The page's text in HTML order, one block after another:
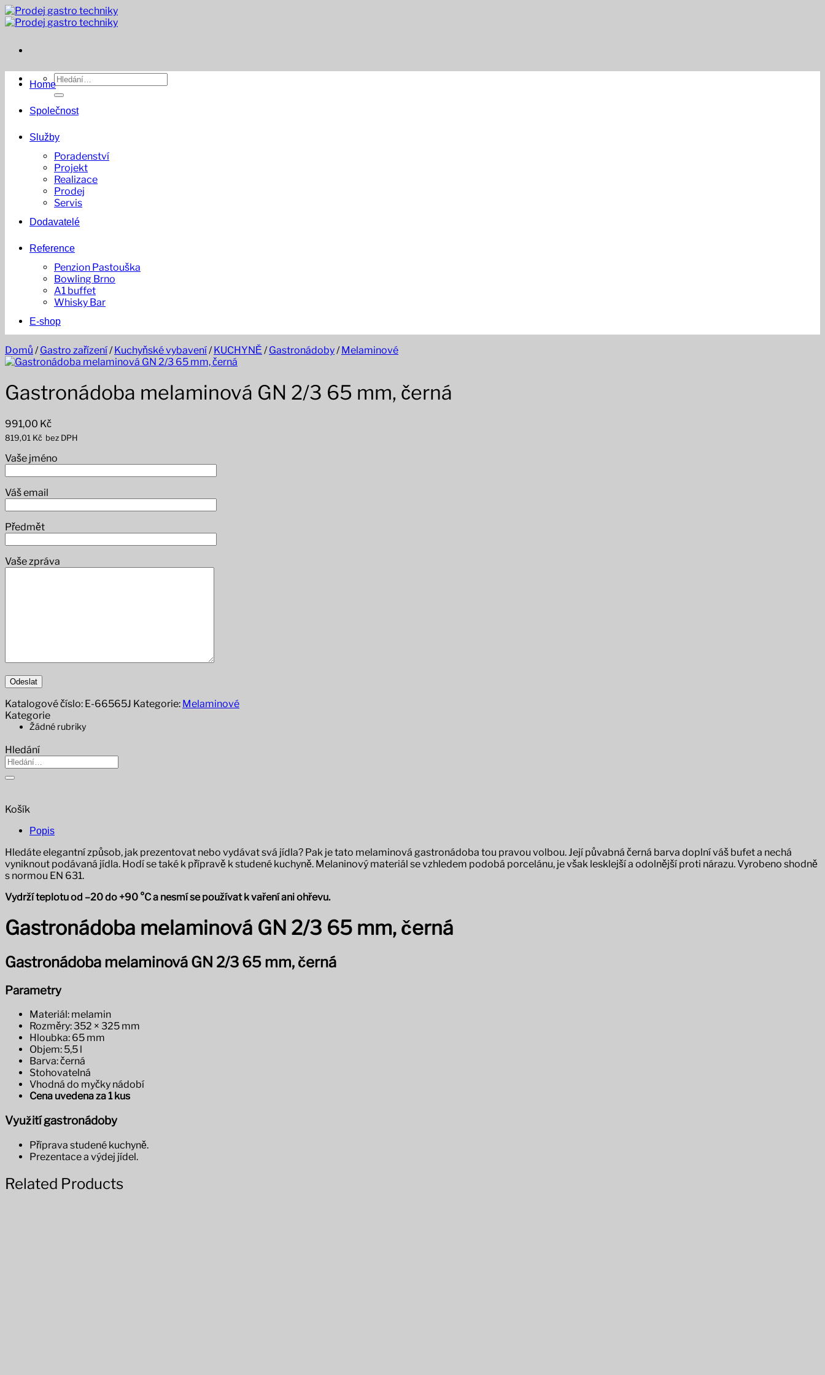
Přeskočit
na
Hledat:
Home
Společnost
Služby
Poradenství
Projekt
Realizace
Prodej
Servis
Dodavatelé
Reference
Penzion Pastouška
Bowling Brno
A1 buffet
Whisky Bar
E-shop
Domů / Gastro zařízení/ Kuchyňské vybavení/ KUCHYNĚ / Gastronádoby/ Melaminové
Gastronádoba melaminová GN 2/3 65 mm, černá
991,00 Kč
819,01 Kč bez DPH
Vaše jméno
Váš email
Předmět
Vaše zpráva
Katalogové číslo: E-66565J Kategorie: Melaminové
Kategorie
Žádné rubriky
Hledání
Hledat:
Košík
Popis
Hledáte elegantní způsob, jak prezentovat nebo vydávat svá jídla? Pak je tato melaminová gastronádoba tou pravou volbou. Její půvabná černá barva doplní váš bufet a nechá
vyniknout podávaná jídla. Hodí se také k přípravě k studené kuchyně. Melaninový materiál se vzhledem podobá porcelánu, je však lesklejší a odolnější proti nárazu. Vyrobeno shodně
s normou EN 631.
Vydrží teplotu od –20 do +90 °C a nesmí se používat k vaření ani ohřevu.
Gastronádoba melaminová GN 2/3 65 mm, černá
Gastronádoba melaminová GN 2/3 65 mm, černá
Parametry
Materiál: melamin
Rozměry: 352 × 325 mm
Hloubka: 65 mm
Objem: 5,5 l
Barva: černá
Stohovatelná
Vhodná do myčky nádobí
Cena uvedena za 1 kus
Využití gastronádoby
Příprava studené kuchyně.
Prezentace a výdej jídel.
Related Products